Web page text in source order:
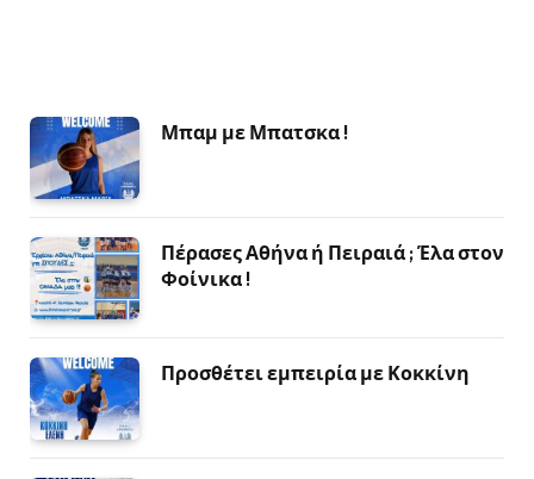
Μπαμ με Μπατσκα !
Πέρασες Αθήνα ή Πειραιά ; Έλα στον
Φοίνικα !
Προσθέτει εμπειρία με Κοκκίνη